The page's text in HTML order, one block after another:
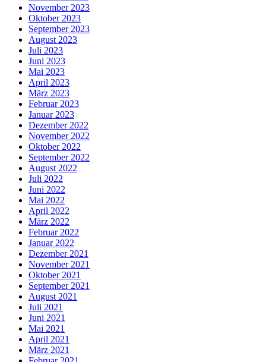
November 2023
Oktober 2023
September 2023
August 2023
Juli 2023
Juni 2023
Mai 2023
April 2023
März 2023
Februar 2023
Januar 2023
Dezember 2022
November 2022
Oktober 2022
September 2022
August 2022
Juli 2022
Juni 2022
Mai 2022
April 2022
März 2022
Februar 2022
Januar 2022
Dezember 2021
November 2021
Oktober 2021
September 2021
August 2021
Juli 2021
Juni 2021
Mai 2021
April 2021
März 2021